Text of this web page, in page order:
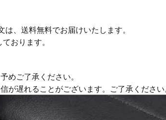
、送料無料でお届けいたします。
おります。
めご了承ください。
が遅れることがございます。ご了承くださ